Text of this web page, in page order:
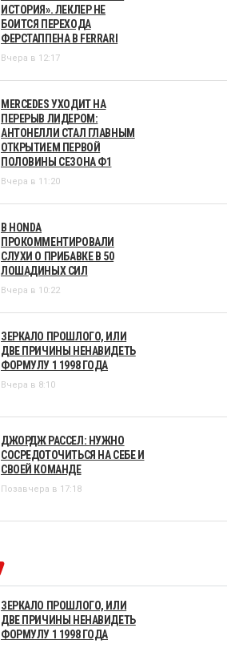
ИСТОРИЯ». ЛЕКЛЕР НЕ
БОИТСЯ ПЕРЕХОДА
ФЕРСТАППЕНА В FERRARI
Вчера в 12:17
MERCEDES УХОДИТ НА
ПЕРЕРЫВ ЛИДЕРОМ:
АНТОНЕЛЛИ СТАЛ ГЛАВНЫМ
ОТКРЫТИЕМ ПЕРВОЙ
ПОЛОВИНЫ СЕЗОНА Ф1
Вчера в 11:20
В HONDA
ПРОКОММЕНТИРОВАЛИ
СЛУХИ О ПРИБАВКЕ В 50
ЛОШАДИНЫХ СИЛ
Вчера в 10:22
ЗЕРКАЛО ПРОШЛОГО, ИЛИ
ДВЕ ПРИЧИНЫ НЕНАВИДЕТЬ
ФОРМУЛУ 1 1998 ГОДА
Вчера в 8:10
ДЖОРДЖ РАССЕЛ: НУЖНО
СОСРЕДОТОЧИТЬСЯ НА СЕБЕ И
СВОЕЙ КОМАНДЕ
Позавчера в 17:18
ЗЕРКАЛО ПРОШЛОГО, ИЛИ
ДВЕ ПРИЧИНЫ НЕНАВИДЕТЬ
ФОРМУЛУ 1 1998 ГОДА